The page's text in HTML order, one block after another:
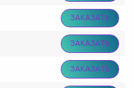
ЗАКАЗАТЬ
ЗАКАЗАТЬ
ЗАКАЗАТЬ